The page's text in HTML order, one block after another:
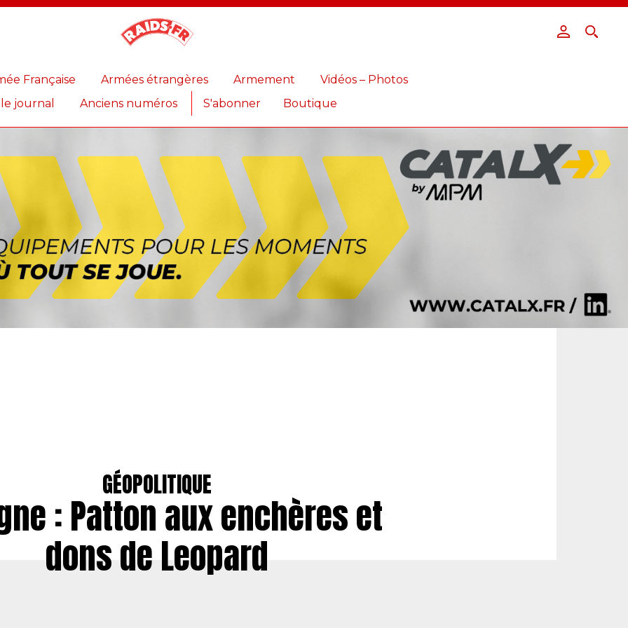
Française Armées étrangères Armement
Vidéos – Photos
journal
Anciens numéros S'abonner Boutique
GÉOPOLITIQUE
: Patton aux enchères et
dons de Leopard